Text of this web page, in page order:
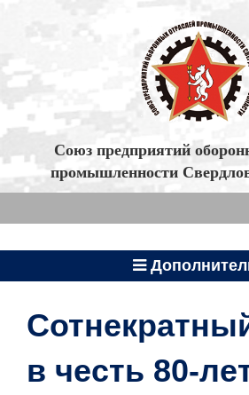
Союз предприятий
промышленности
в честь 80-